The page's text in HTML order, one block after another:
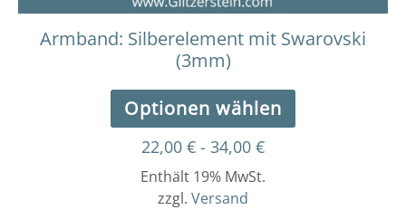
Armband: Silberelement mit Swarovski
(3mm)
Optionen wählen
22,00 € - 34,00 €
Enthält 19% MwSt.
zzgl. Versand